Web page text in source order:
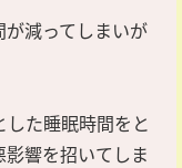
減ってしまいが
した睡眠時間をと
響を招いてしま